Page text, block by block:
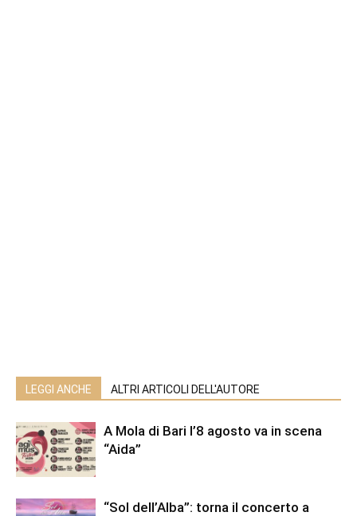
LEGGI ANCHE ALTRI ARTICOLI DELL'AUTORE
A Mola di Bari l’8 agosto va in scena
“Aida”
“Sol dell’Alba”: torna il concerto a